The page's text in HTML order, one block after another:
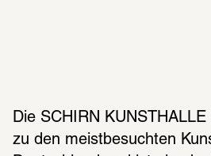
Die SCHIRN
zu den meistbesuchten